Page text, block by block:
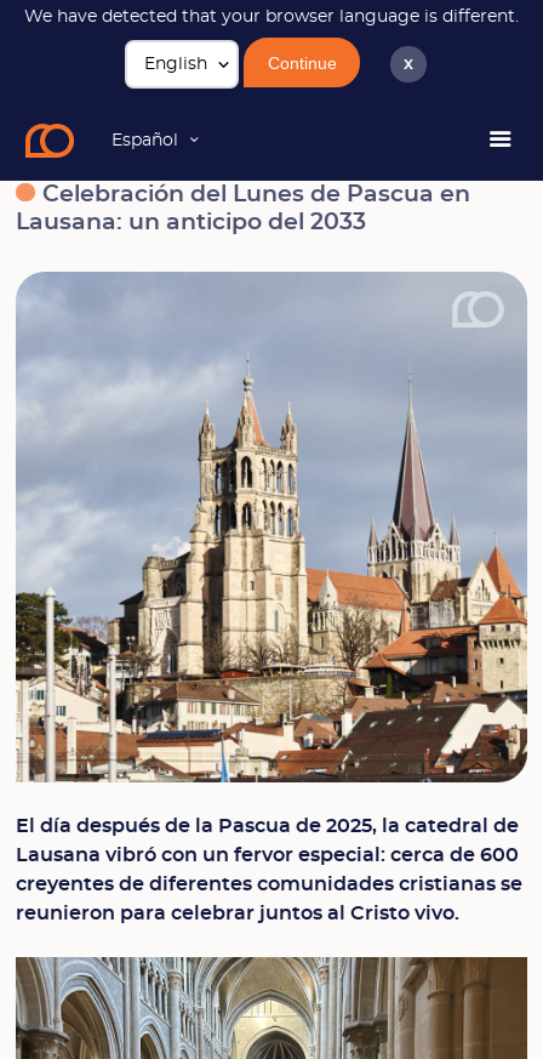
We have detected that your browser language is different.
Continue x
Español
anticipo del 2033
Celebración del Lunes de Pascua en
Lausana: un anticipo del 2033
El día después de la Pascua de 2025, la catedral de
Lausana vibró con un fervor especial: cerca de 600
creyentes de diferentes comunidades cristianas se
reunieron para celebrar juntos al Cristo vivo.